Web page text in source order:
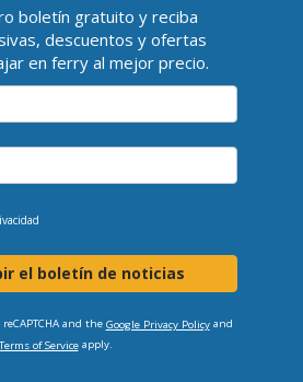
boletín gratuito y reciba
descuentos y ofertas
en ferry al mejor precio.
el boletín de noticias
and the Google Privacy Policyand
Terms of Serviceapply.